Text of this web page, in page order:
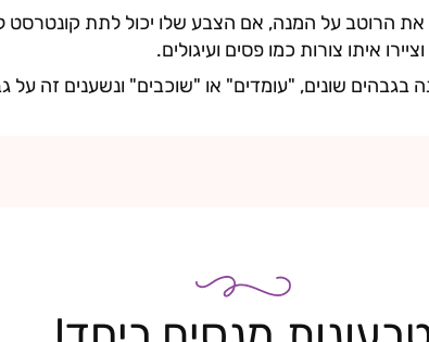
הרוטב על המנה, אם הצבע שלו יכול לתת קונטרסט
איתו צורות כמו פסים ועיגולים.
בגבהים שונים, "עומדים" או "שוכבים" ונשענים זה על